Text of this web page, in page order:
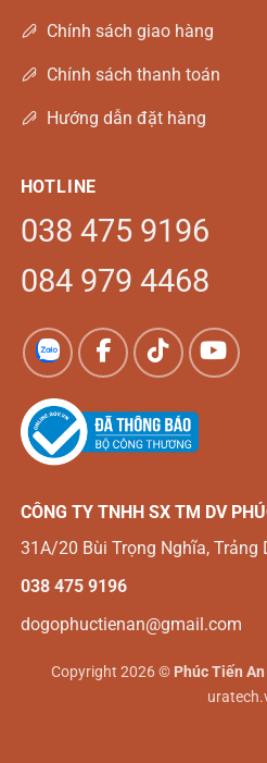
Chính sách giao hàng
Chính sách thanh toán
Hướng dẫn đặt hàng
HOTLINE
038 475 9196
084 979 4468
CÔNG TY TNHH SX TM DV
31A/20 Bùi Trọng Nghĩa, Trảng
038 475 9196
dogophuctienan@gmail.com
Copyright 2026 © Phúc Tiến An